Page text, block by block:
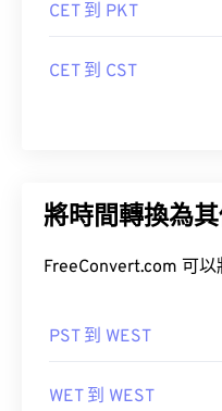
CET 到 PKT
CET 到 CST
將時間轉換為
FreeConvert.com 可
PST 到 WEST
WET 到 WEST